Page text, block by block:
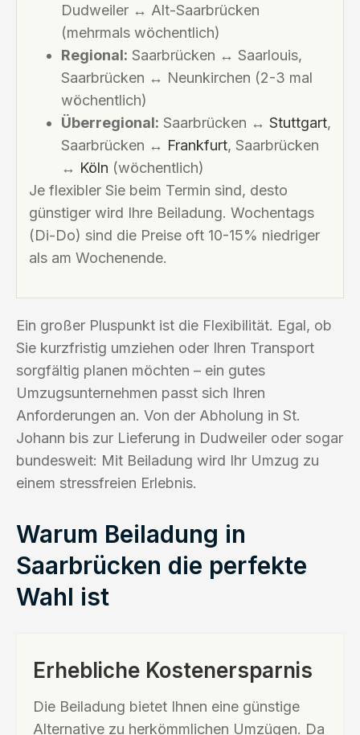
Dudweiler ↔ Alt-Saarbrücken
(mehrmals wöchentlich)
Regional: Saarbrücken ↔ Saarlouis,
Saarbrücken ↔ Neunkirchen (2-3 mal
wöchentlich)
Überregional: Saarbrücken ↔ Stuttgart,
Saarbrücken ↔ Frankfurt, Saarbrücken
↔ Köln (wöchentlich)
Je flexibler Sie beim Termin sind, desto
günstiger wird Ihre Beiladung. Wochentags
(Di-Do) sind die Preise oft 10-15% niedriger
als am Wochenende.
Ein großer Pluspunkt ist die Flexibilität. Egal, ob
Sie kurzfristig umziehen oder Ihren Transport
sorgfältig planen möchten – ein gutes
Umzugsunternehmen passt sich Ihren
Anforderungen an. Von der Abholung in St.
Johann bis zur Lieferung in Dudweiler oder sogar
bundesweit: Mit Beiladung wird Ihr Umzug zu
einem stressfreien Erlebnis.
Warum Beiladung in
Saarbrücken die perfekte
Wahl ist
Erhebliche Kostenersparnis
Die Beiladung bietet Ihnen eine günstige
Alternative zu herkömmlichen Umzügen. Da